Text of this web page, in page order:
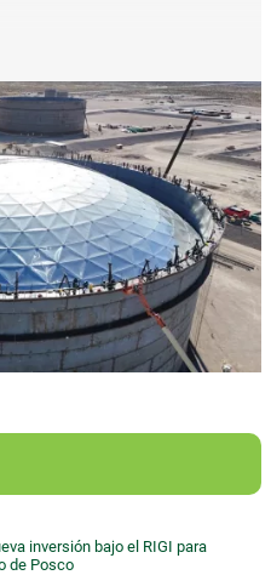
inversión bajo el RIGI para
de Posco